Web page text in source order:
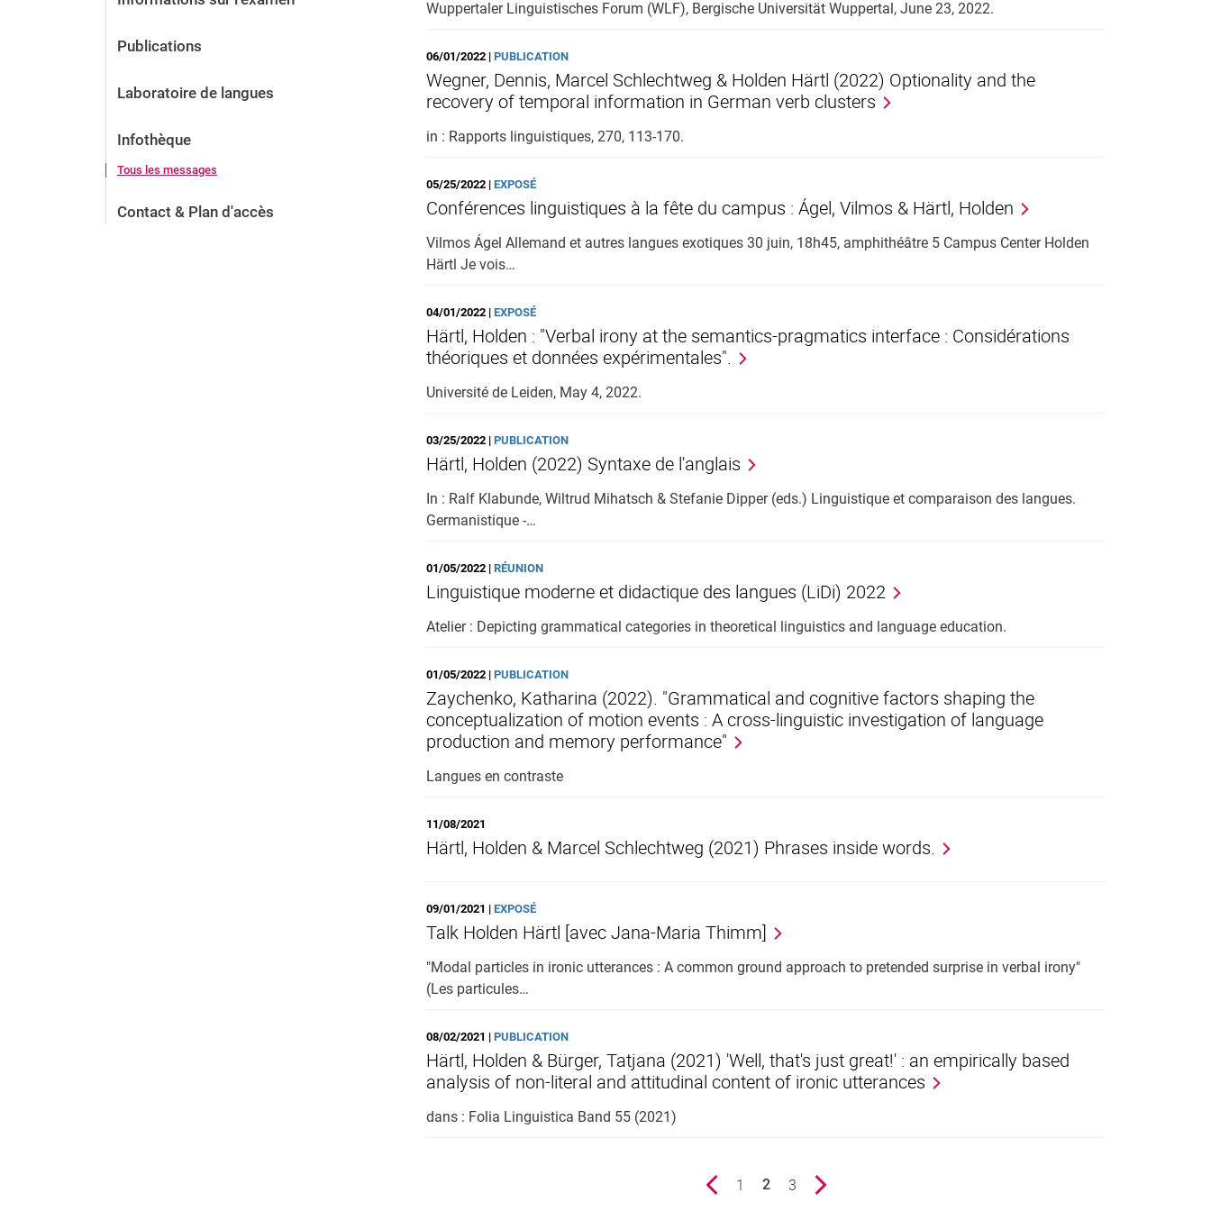
Publications
Laboratoire de langues
Infothèque
Tous les messages
Contact & Plan d'accès
Wuppertaler Linguistisches Forum (WLF), Bergische Universität Wuppertal, June 23, 2022.
06/01/2022 |PUBLICATION
Wegner, Dennis, Marcel Schlechtweg & Holden Härtl (2022) Optionality and the
recovery of temporal information in German verb clusters
in : Rapports linguistiques, 270, 113-170.
05/25/2022 |EXPOSÉ
Conférences linguistiques à la fête du campus : Ágel, Vilmos & Härtl, Holden
Vilmos Ágel Allemand et autres langues exotiques 30 juin, 18h45, amphithéâtre 5 Campus Center Holden
Härtl Je vois…
04/01/2022 |EXPOSÉ
Härtl, Holden : "Verbal irony at the semantics-pragmatics interface : Considérations
théoriques et données expérimentales".
Université de Leiden, May 4, 2022.
03/25/2022 |PUBLICATION
Härtl, Holden (2022) Syntaxe de l'anglais
In : Ralf Klabunde, Wiltrud Mihatsch & Stefanie Dipper (eds.) Linguistique et comparaison des langues.
Germanistique -…
01/05/2022 |RÉUNION
Linguistique moderne et didactique des langues (LiDi) 2022
Atelier : Depicting grammatical categories in theoretical linguistics and language education.
01/05/2022 |PUBLICATION
Zaychenko, Katharina (2022). "Grammatical and cognitive factors shaping the
conceptualization of motion events : A cross-linguistic investigation of language
production and memory performance"
Langues en contraste
11/08/2021
Härtl, Holden & Marcel Schlechtweg (2021) Phrases inside words.
09/01/2021 |EXPOSÉ
Talk Holden Härtl [avec Jana-Maria Thimm]
"Modal particles in ironic utterances : A common ground approach to pretended surprise in verbal irony"
(Les particules…
08/02/2021 |PUBLICATION
Härtl, Holden & Bürger, Tatjana (2021) 'Well, that's just great!' : an empirically based
analysis of non-literal and attitudinal content of ironic utterances
dans : Folia Linguistica Band 55 (2021)
Previous page page
1
2
page
3 Next page